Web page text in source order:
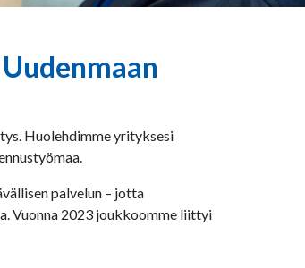
Huolehdimme yrityksesi
palvelun – jotta
Vuonna 2023 joukkoomme liittyi